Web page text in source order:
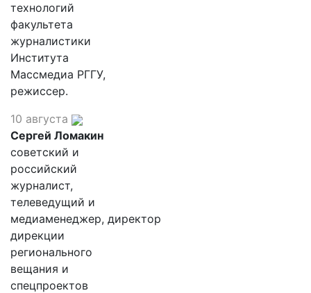
технологий
факультета
журналистики
Института
Массмедиа РГГУ,
режиссер.
10 августа
Сергей Ломакин
советский и
российский
журналист,
телеведущий и
медиаменеджер, директор
дирекции
регионального
вещания и
спецпроектов